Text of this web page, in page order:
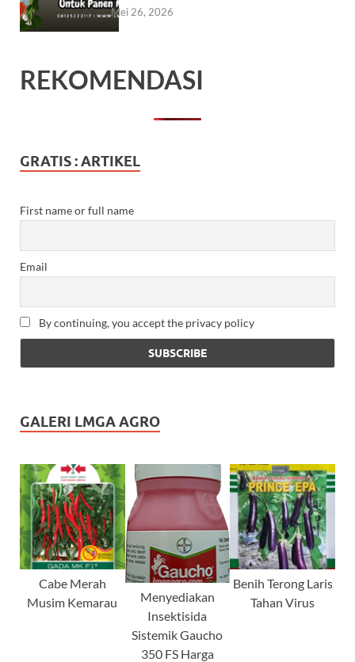
Mei 26, 2026
REKOMENDASI
GRATIS : ARTIKEL
First name or full name
Email
By continuing, you accept the privacy policy
GALERI LMGA AGRO
Cabe Merah
Musim Kemarau
Menyediakan
Insektisida
Sistemik Gaucho
350 FS Harga
Benih Terong Laris
Tahan Virus